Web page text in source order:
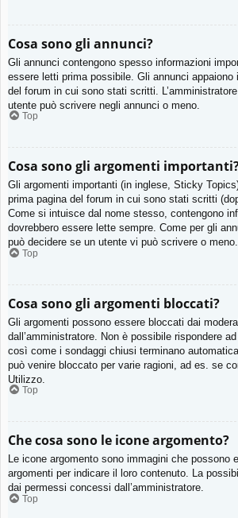
Cosa sono gli annunci?
Gli annunci contengono spesso informazioni
essere letti prima possibile. Gli annunci appaiono
del forum in cui sono stati scritti.
utente può scrivere negli annunci o meno.
Top
Cosa sono gli argomenti
Gli argomenti importanti (in inglese, Sticky
prima pagina del forum in cui sono stati scritti
Come si intuisce dal nome stesso, contengono
dovrebbero essere lette sempre. Come per gli
può decidere se un utente vi può scrivere o meno.
Top
Cosa sono gli argomenti bloccati?
Gli argomenti possono essere bloccati dai
dall’amministratore. Non è possibile rispondere
così come i sondaggi chiusi terminano
può venire bloccato per varie ragioni, ad es. se
Utilizzo.
Top
Che cosa sono le icone argomento?
Le icone argomento sono immagini che possono
argomenti per indicare il loro contenuto. La
dai permessi concessi dall’amministratore.
Top